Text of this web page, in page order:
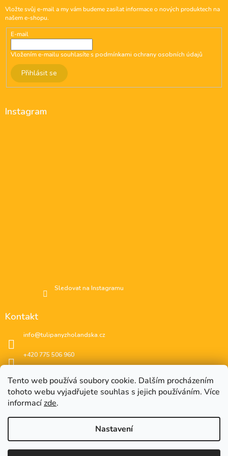
Tento web používá soubory cookie. Dalším procházením
tohoto webu vyjadřujete souhlas s jejich používáním. Více
informacízde.
Nastavení
Vložte svůj e-mail a my vám budeme zasílat informace o nových produktech na
našem e-shopu.
E-mail
Vložením e-mailu souhlasíte spodmínkami ochrany osobních údajů
Přihlásit se
Instagram
Sledovat na Instagramu
Kontakt
info@tulipanyzholandska.cz
+420 775 506 960
instagram